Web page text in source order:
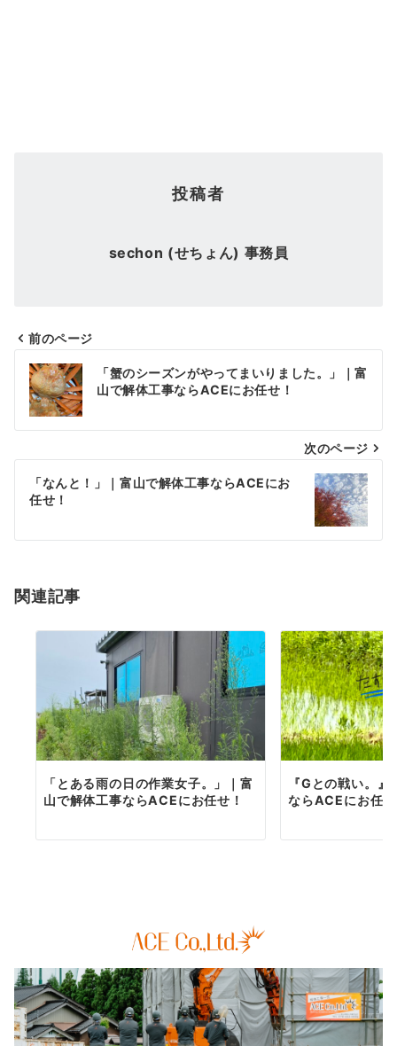
投稿者
sechon (せちょん) 事務員
投
稿
ナ
ビ
シ
ン
前のページ
「蟹のシーズンがやってまいりました。」｜富
山で解体工事ならACEにお任せ！
次のページ
「なんと！」｜富山で解体工事ならACEにお
任せ！
関連記事
「とある雨の日の作業女子。」｜富
山で解体工事ならACEにお任せ！
『Gとの戦い。
ならACEにお任